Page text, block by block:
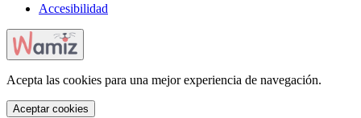
Accesibilidad
Acepta las cookies para una mejor experiencia de navegación.
Aceptar cookies